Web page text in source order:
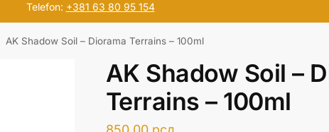
Telefon: +381 63 80 95 154
AK Shadow Soil – Diorama Terrains – 100ml
AK Shadow Soil –
Terrains – 100ml